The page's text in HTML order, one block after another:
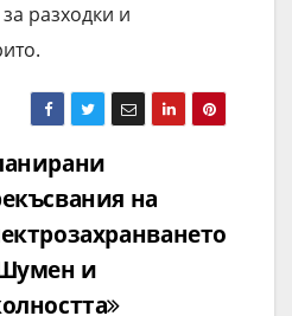
разходки и
на
и